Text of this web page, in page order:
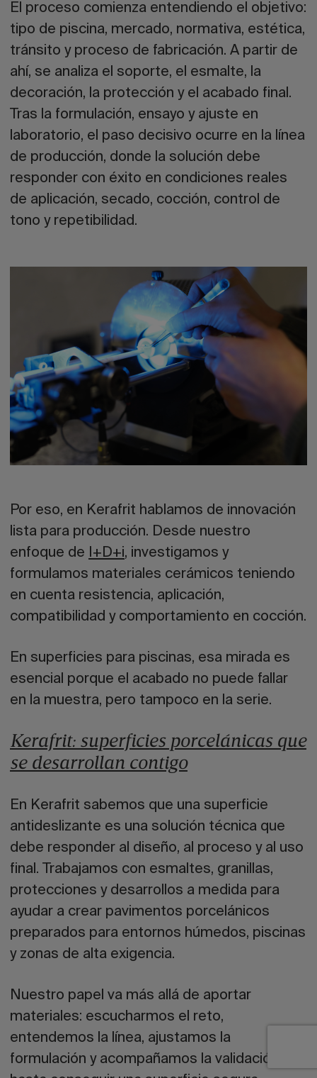
El proceso comienza entendiendo el objetivo:
tipo de piscina, mercado, normativa, estética,
tránsito y proceso de fabricación. A partir de
ahí, se analiza el soporte, el esmalte, la
decoración, la protección y el acabado final.
Tras la formulación, ensayo y ajuste en
laboratorio, el paso decisivo ocurre en la línea
de producción, donde la solución debe
responder con éxito en condiciones reales
de aplicación, secado, cocción, control de
tono y repetibilidad.
Por eso, en Kerafrit hablamos de innovación
lista para producción. Desde nuestro
enfoque de I+D+i, investigamos y
formulamos materiales cerámicos teniendo
en cuenta resistencia, aplicación,
compatibilidad y comportamiento en cocción.
En superficies para piscinas, esa mirada es
esencial porque el acabado no puede fallar
en la muestra, pero tampoco en la serie.
Kerafrit: superficies porcelánicas que
se desarrollan contigo
En Kerafrit sabemos que una superficie
antideslizante es una solución técnica que
debe responder al diseño, al proceso y al uso
final. Trabajamos con esmaltes, granillas,
protecciones y desarrollos a medida para
ayudar a crear pavimentos porcelánicos
preparados para entornos húmedos, piscinas
y zonas de alta exigencia.
Nuestro papel va más allá de aportar
materiales: escucharmos el reto,
entendemos la línea, ajustamos la
formulación y acompañamos la validación